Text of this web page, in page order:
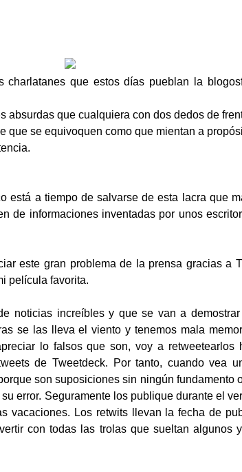
charlatanes que estos días pueblan la
absurdas que cualquiera con dos dedos de
que se equivoquen como que mientan a
está a tiempo de salvarse de esta lacra que
de informaciones inventadas por unos
este gran problema de la prensa gracias a
película favorita.
noticias increíbles y que se van a
se las lleva el viento y tenemos mala
lo falsos que son, voy a retweetearlos
de Tweetdeck. Por tanto, cuando vea
son suposiciones sin ningún fundamento
error. Seguramente los publique durante el
vacaciones. Los retwits llevan la fecha de
con todas las trolas que sueltan algunos